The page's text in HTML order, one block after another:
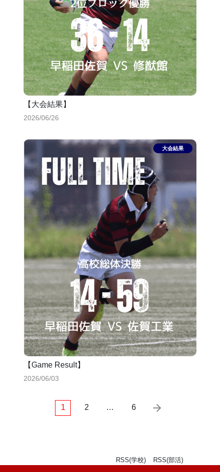
【大会結果】
2026/06/26
【Game Result】
2026/06/03
1 2 … 6
RSS(部活)
RSS(学校)